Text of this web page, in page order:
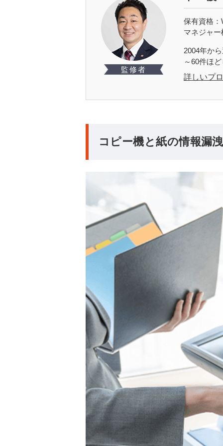
監修者
保有資格
マネジャー
2004年か
～60件ほ
詳しいプ
コピー機と紙の情報漏